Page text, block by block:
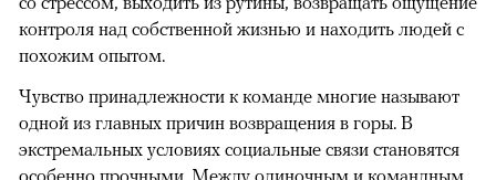
контроля над собственной жизнью и находить людей с
похожим опытом.
Чувство принадлежности к команде многие называют
одной из главных причин возвращения в горы. В
экстремальных условиях социальные связи становятся
особенно прочными. Между одиночным и командным